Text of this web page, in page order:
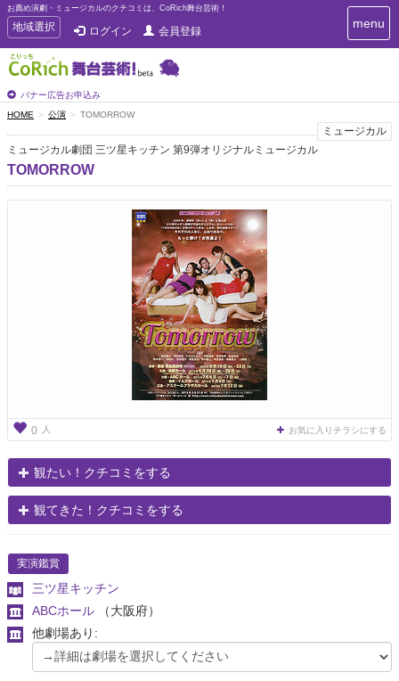
お薦め演劇・ミュージカルのクチコミは、CoRich舞台芸術！
T
o
g
g
e
n
a
v
i
g
地域選択 ログイン 会員登録
バナー広告お申込み
T
o
n
i
g
menu
HOME 公演 TOMORROW
ミュージカル
ミュージカル劇団 三ツ星キッチン 第9弾オリジナルミュージカル
TOMORROW
0 人 お気に入りチラシにする
観たい！クチコミをする
観てきた！クチコミをする
実演鑑賞
三ツ星キッチン
ABCホール
（大阪府）
他劇場あり: